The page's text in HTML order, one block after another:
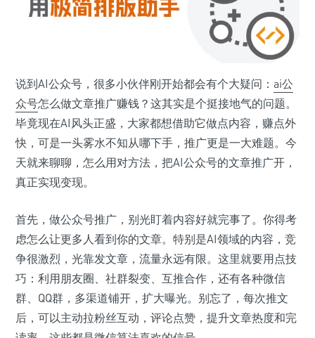
说到AI公众号，很多小伙伴刚开始都会有个大疑问： ai公
众号怎么做文章推广赚钱？这其实是个挺接地气的问题。
毕竟现在AI风头正盛，大家都想借助它做点内容，赚点外
快，可是一头雾水不知从哪下手，推广更是一大难题。今
天就来聊聊，怎么用对方法，把AI公众号的文章推广开，
真正实现变现。
首先，做公众号推广，别光盯着内容好就完事了。你得考
虑怎么让更多人看到你的文章。特别是AI领域的内容，竞
争很激烈，光靠发文章，流量永远有限。这里就要用点技
巧：利用朋友圈、社群裂变、互推合作，还有各种微信
群、QQ群，多渠道铺开，扩大曝光。别忘了，每次推文
后，可以主动拉粉丝互动，评论点赞，提升文章热度和完